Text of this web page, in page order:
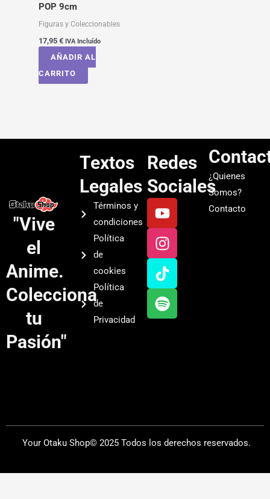
POP 9cm
Figuras y Coleccionables
17,95 € IVA Incluído
AÑADIR AL
CARRITO
"Vive
el
Anime.
Colecciona
tu
Pasión"
Textos
Legales
Términos y
condiciones
Política
de
cookies
Política
de
Privacidad
Redes
Sociales
Y
o
u
t
u
b
e
I
n
s
t
a
g
r
a
T
i
k
t
o
k
S
p
o
t
i
f
y
¿Quienes
Somos?
Contacto
Your Otaku Shop© 2025 Todos los derechos reservados.